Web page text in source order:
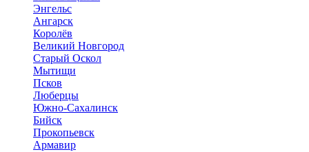
Энгельс
Ангарск
Королёв
Великий Новгород
Старый Оскол
Мытищи
Псков
Люберцы
Южно-Сахалинск
Бийск
Прокопьевск
Армавир